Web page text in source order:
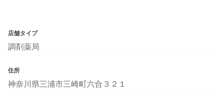
店舗タイプ
調剤薬局
住所
神奈川県三浦市三崎町六合３２１